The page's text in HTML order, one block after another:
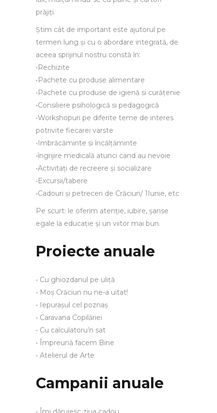
prăjiți.
Știm cât de important este ajutorul pe
termen lung și cu o abordare integrată, de
aceea sprijinul nostru constă în:
•Rechizite
•Pachete cu produse alimentare
•Pachete cu produse de igienă si curățenie
•Consiliere psihologică si pedagogică
•Workshopuri pe diferite teme de interes
potrivite fiecarei varste
•Imbrăcăminte si încălțăminte
•îngrijire medicală atunci cand au nevoie
•Activitați de recreere și socializare
•Excursii/tabere
•Cadouri și petreceri de Crăciun/ 1Iunie, etc
Pe scurt: le oferim atenție, iubire, șanse
egale la educație și un viitor mai bun.
Proiecte anuale
• Cu ghiozdanul pe uliță
• Moș Crăciun nu ne-a uitat!
• Iepurașul cel poznaș
• Caravana Copilăriei
• Cu calculatoru’n sat
• Împreună facem Bine
• Atelierul de Arte
Campanii anuale